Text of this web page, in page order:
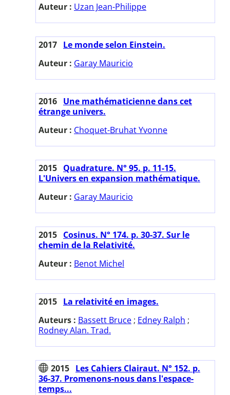
Auteur : Uzan Jean-Philippe
2017 Le monde selon Einstein.
Auteur : Garay Mauricio
2016 Une mathématicienne dans cet
étrange univers.
Auteur : Choquet-Bruhat Yvonne
2015 Quadrature. N° 95. p. 11-15.
L'Univers en expansion mathématique.
Auteur : Garay Mauricio
2015 Cosinus. N° 174. p. 30-37. Sur le
chemin de la Relativité.
Auteur : Benot Michel
2015 La relativité en images.
Auteurs : Bassett Bruce ; Edney Ralph ;
Rodney Alan. Trad.
2015 Les Cahiers Clairaut. N° 152. p.
36-37. Promenons-nous dans l'espace-
temps...